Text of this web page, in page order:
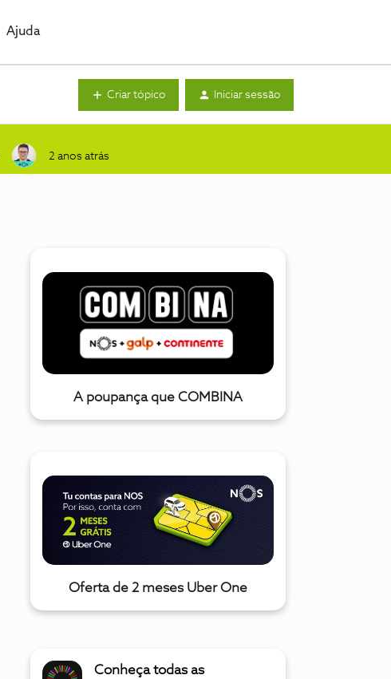
Ajuda
Criar tópico Iniciar sessão
2 anos atrás
A poupança que COMBINA
Oferta de 2 meses Uber One
Conheça todas as